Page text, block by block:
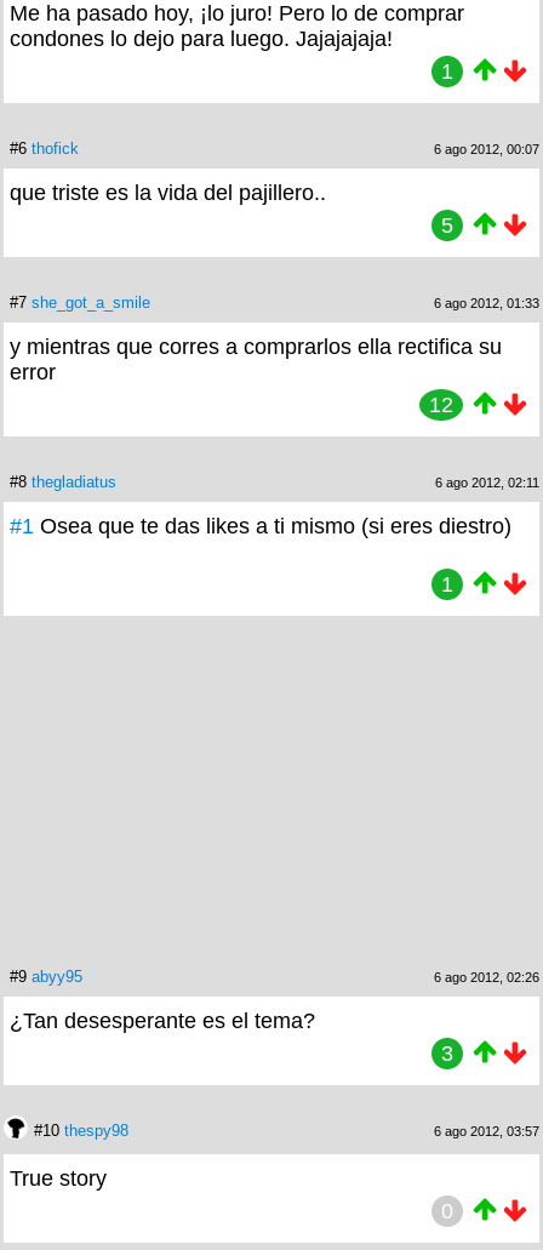
Me ha pasado hoy, ¡lo juro! Pero lo de comprar
condones lo dejo para luego. Jajajajaja!
1
#6 thofick 6 ago 2012, 00:07
que triste es la vida del pajillero..
5
#7 she_got_a_smile 6 ago 2012, 01:33
y mientras que corres a comprarlos ella rectifica su
error
12
#8 thegladiatus 6 ago 2012, 02:11
#1 Osea que te das likes a ti mismo (si eres diestro)
1
#9 abyy95 6 ago 2012, 02:26
¿Tan desesperante es el tema?
3
#10 thespy98 6 ago 2012, 03:57
True story
0